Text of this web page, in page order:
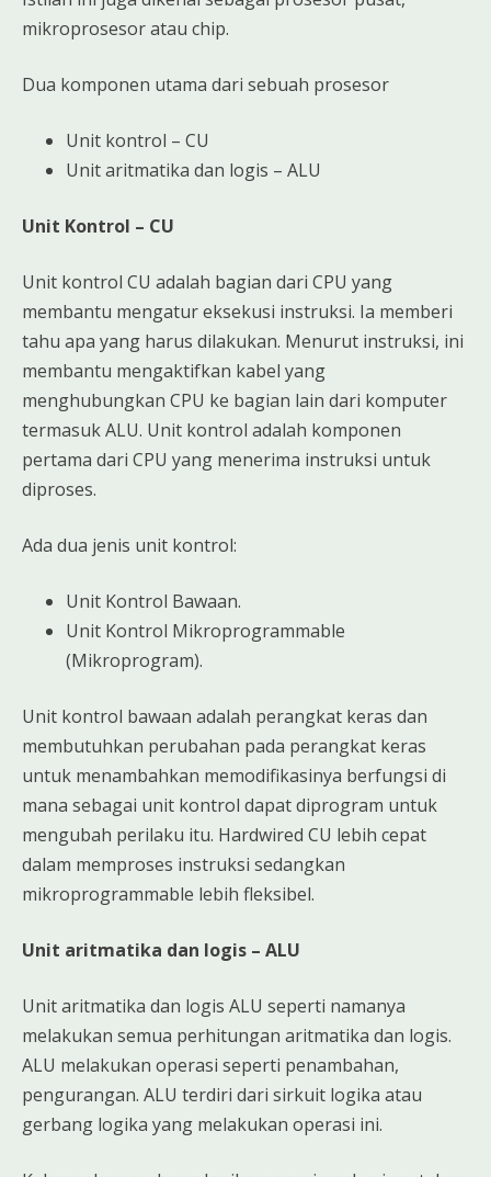
mikroprosesor atau chip.
Dua komponen utama dari sebuah prosesor
Unit kontrol – CU
Unit aritmatika dan logis – ALU
Unit Kontrol – CU
Unit kontrol CU adalah bagian dari CPU yang
membantu mengatur eksekusi instruksi. Ia memberi
tahu apa yang harus dilakukan. Menurut instruksi, ini
membantu mengaktifkan kabel yang
menghubungkan CPU ke bagian lain dari komputer
termasuk ALU. Unit kontrol adalah komponen
pertama dari CPU yang menerima instruksi untuk
diproses.
Ada dua jenis unit kontrol:
Unit Kontrol Bawaan.
Unit Kontrol Mikroprogrammable
(Mikroprogram).
Unit kontrol bawaan adalah perangkat keras dan
membutuhkan perubahan pada perangkat keras
untuk menambahkan memodifikasinya berfungsi di
mana sebagai unit kontrol dapat diprogram untuk
mengubah perilaku itu. Hardwired CU lebih cepat
dalam memproses instruksi sedangkan
mikroprogrammable lebih fleksibel.
Unit aritmatika dan logis – ALU
Unit aritmatika dan logis ALU seperti namanya
melakukan semua perhitungan aritmatika dan logis.
ALU melakukan operasi seperti penambahan,
pengurangan. ALU terdiri dari sirkuit logika atau
gerbang logika yang melakukan operasi ini.